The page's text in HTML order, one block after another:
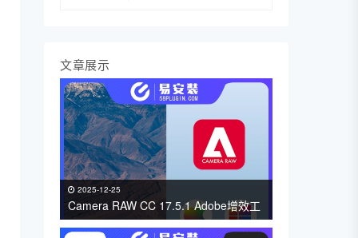
文章展示
2025-12-25
Camera RAW CC 17.5.1 Adobe增效工
具支持PS/AE/LrC软件免费下载 支持